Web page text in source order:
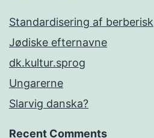
Standardisering af berberisk
Jødiske efternavne
dk.kultur.sprog
Ungarerne
Slarvig danska?
Recent Comments